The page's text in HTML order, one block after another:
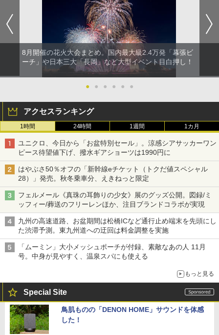
8月開催の花火大会まとめ。国内最大級2.4万発「幕張ビ
ーチ」や日本三大「長岡」など大型イベント目白押し！
● ● ● ● ● ●
アクセスランキング
1時間 24時間 1週間 1カ月
ユニクロ、今日から「お盆特別セール」。涼感シアサッカーワン
ピース待望値下げ、撥水ギアショーツは1990円に
はやぶさ50％オフの「新幹線eチケット（トクだ値スペシャル
28）」発売。秋冬乗車分、えきねっと限定
フェルメール《真珠の耳飾りの少女》展のグッズ公開。図録/ミ
ッフィー/葬送のフリーレンほか、注目ブランドコラボが実現
九州の高速道路、お盆期間は松橋ICなど通行止め端末を先頭にし
た渋滞予測。東九州道への迂回は料金調整を実施
「ムーミン」大小メッシュポーチが付録、素敵なあの人 11月
号。中身が見やすく、温泉スパにも使える
もっと見る
Special Site
鳥肌ものの「DENON HOME」サウンドを体感
した！